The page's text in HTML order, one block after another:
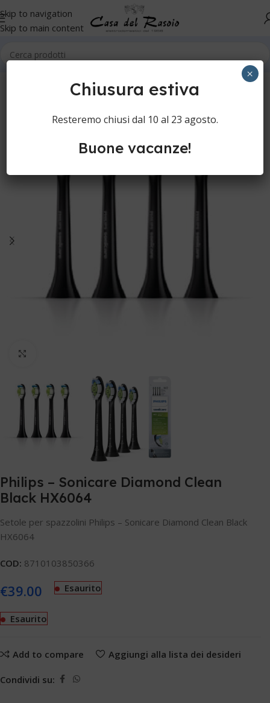
Skip to navigation
Skip to main content
Setole per spazzolini
Philips – Sonicare Diamond Clean
Black HX6064
Setole per spazzolini Philips – Sonicare Diamond Clean Black
HX6064
COD: 8710103850366
€39.00 Esaurito
Esaurito
Add to compare Aggiungi alla lista dei desideri
Condividi su:
Chiusura estiva
Resteremo chiusi dal 10 al 23 agosto.
Buone vacanze!
×